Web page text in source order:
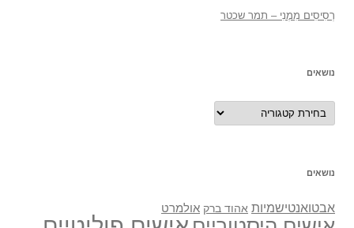
רְסִיסִים מִמֶנִי – תמר שכטר
נושאים
נושאים
נושאים
אבטואנטישמיות אהוד ברק אולמרט